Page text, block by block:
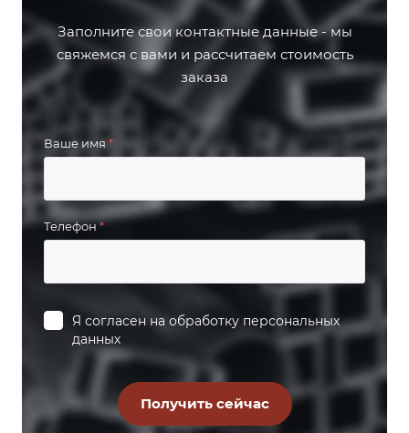
Заполните свои контактные данные - мы
свяжемся с вами и рассчитаем стоимость
заказа
Ваше имя *
Телефон*
Я согласен на обработку персональных
данных